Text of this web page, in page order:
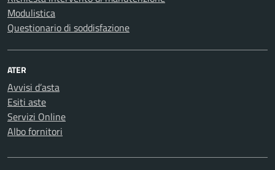
Modulistica
Questionario di soddisfazione
ATER
Avvisi d’asta
Esiti aste
Servizi Online
Albo fornitori